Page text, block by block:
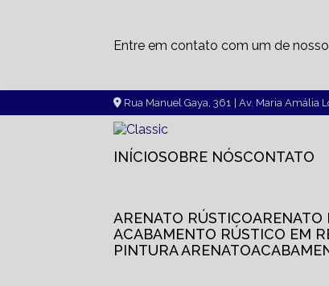
Entre em contato com um de
Rua Manuel Gaya, 361 | Av. Maria Amália
INÍCIO SOBRE NÓS CONTATO
ARENATO RÚSTICO
ACABAMENTO RÚSTICO EM
PINTURA ARENATO